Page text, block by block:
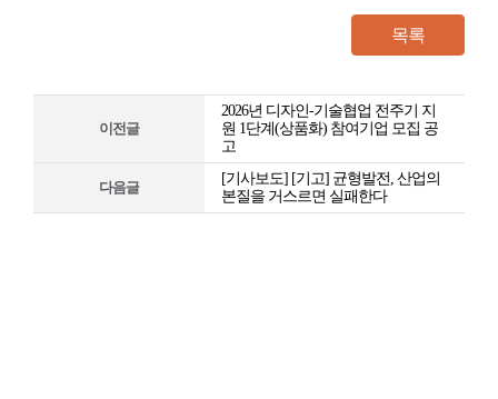
목록
이전글
2026년 디자인-기술협업 전주기 지
원 1단계(상품화) 참여기업 모집 공
고
다음글
[기사보도] [기고] 균형발전, 산업의
본질을 거스르면 실패한다